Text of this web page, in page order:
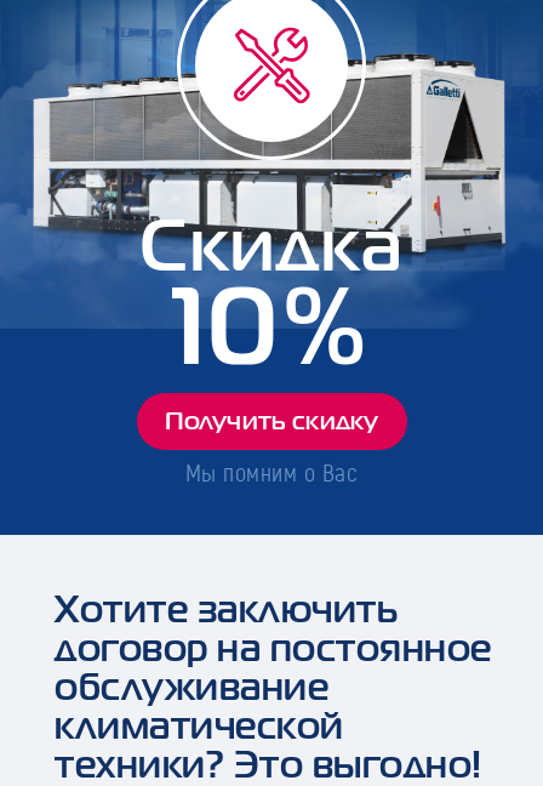
Мы помним о Вас
Скидка
10%
Получить скидку
Хотите заключить
договор на постоянное
обслуживание
климатической
техники? Это выгодно!